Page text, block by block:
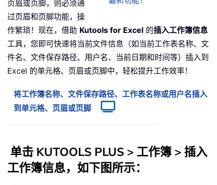
页眉或页脚，则必须通
过页眉和页脚功能，操
作繁琐！现在，借助 Kutools for Excel 的插入工作簿信息
工具，您即可快速将当前文件信息（如当前工作表名称、文
件名、文件保存路径、用户名、当前日期和时间等）插入到
Excel 的单元格、页眉或页脚中，轻松提升工作效率！
将工作簿名称、文件保存路径、工作表名称或用户名插入
到单元格、页眉或页脚
单击 KUTOOLS PLUS > 工作簿 > 插入
工作簿信息，如下图所示：